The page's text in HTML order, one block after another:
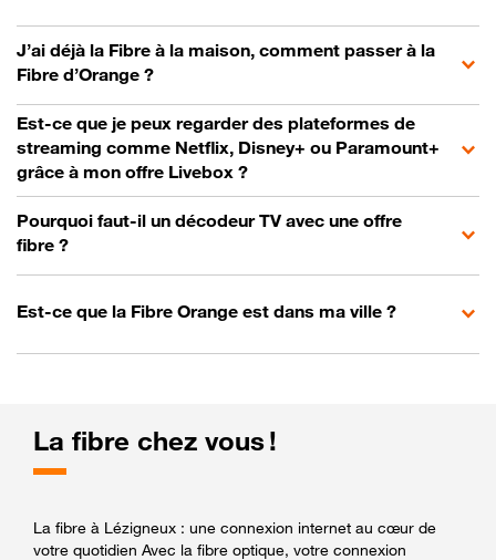
J’ai déjà la Fibre à la maison, comment passer à la
Fibre d’Orange ?
Est-ce que je peux regarder des plateformes de
streaming comme Netflix, Disney+ ou Paramount+
grâce à mon offre Livebox ?
Pourquoi faut-il un décodeur TV avec une offre
fibre ?
Est-ce que la Fibre Orange est dans ma ville ?
La fibre chez vous !
La fibre à Lézigneux : une connexion internet au cœur de
votre quotidien Avec la fibre optique, votre connexion